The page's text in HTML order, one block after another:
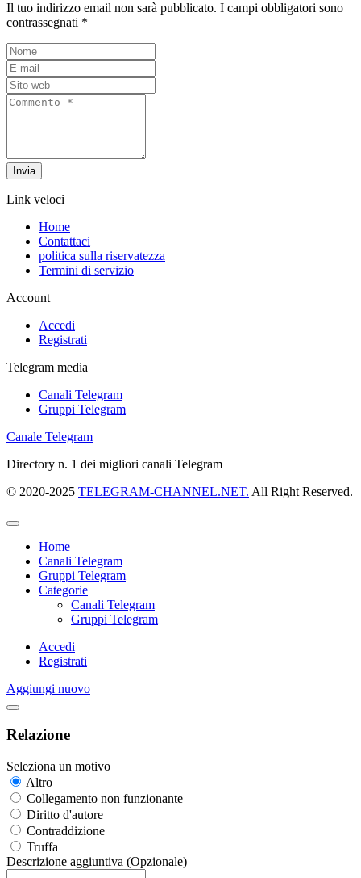
Il tuo indirizzo email non sarà pubblicato. I campi obbligatori sono
contrassegnati *
Invia
Link veloci
Home
Contattaci
politica sulla riservatezza
Termini di servizio
Account
Accedi
Registrati
Telegram media
Canali Telegram
Gruppi Telegram
Canale Telegram
Directory n. 1 dei migliori canali Telegram
© 2020-2025 TELEGRAM-CHANNEL.NET. All Right Reserved.
Home
Canali Telegram
Gruppi Telegram
Categorie
Canali Telegram
Gruppi Telegram
Accedi
Registrati
Aggiungi nuovo
Relazione
Seleziona un motivo
Altro
Collegamento non funzionante
Diritto d'autore
Contraddizione
Truffa
Descrizione aggiuntiva (Opzionale)